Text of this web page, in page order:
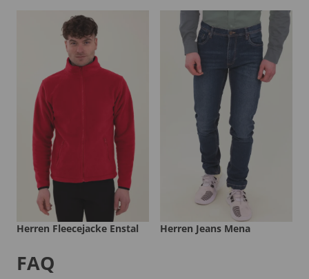
Herren Fleecejacke Enstal Herren Jeans Mena
FAQ